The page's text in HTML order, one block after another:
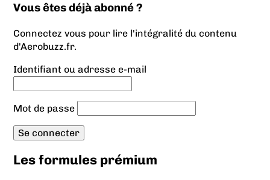
Vous êtes déjà abonné ?
Connectez vous pour lire l'intégralité du contenu
d'Aerobuzz.fr.
Identifiant ou adresse e-mail
Mot de passe
Les formules prémium